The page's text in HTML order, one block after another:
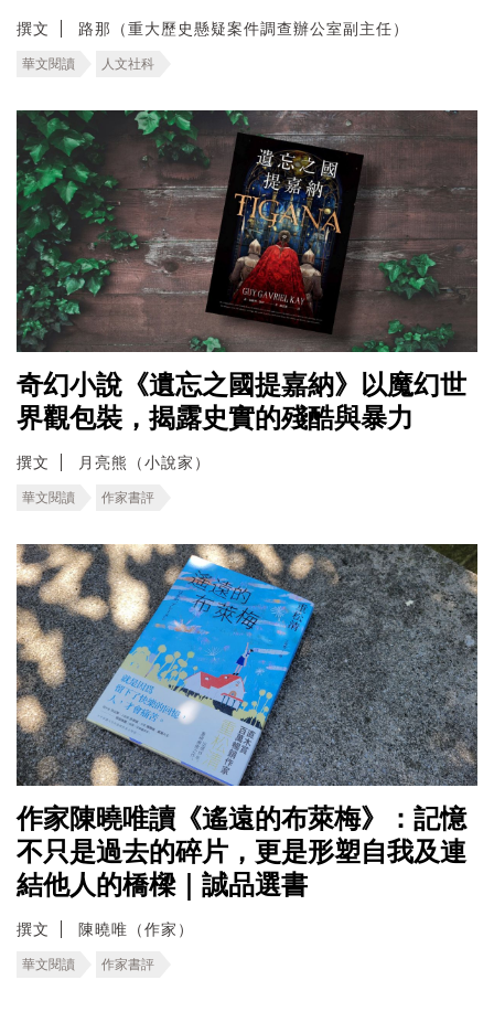
撰文 路那（重大歷史懸疑案件調查辦公室副主任）
華文閱讀 人文社科
奇幻小說《遺忘之國提嘉納》以魔幻世
界觀包裝，揭露史實的殘酷與暴力
撰文 月亮熊（小說家）
華文閱讀 作家書評
作家陳曉唯讀《遙遠的布萊梅》：記憶
不只是過去的碎片，更是形塑自我及連
結他人的橋樑｜誠品選書
撰文 陳曉唯（作家）
華文閱讀 作家書評